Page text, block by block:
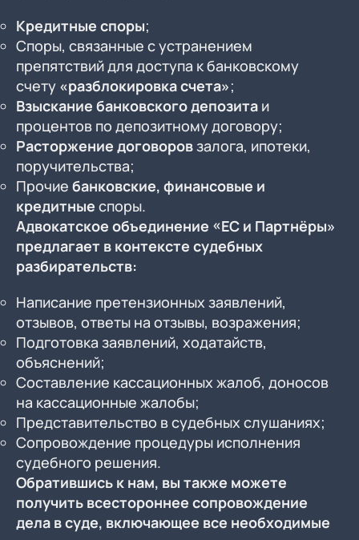
Кредитные споры;
Споры, связанные с устранением
препятствий для доступа к банковскому
счету «разблокировка счета»;
Взыскание банковского депозита и
процентов по депозитному договору;
Расторжение договоровзалога, ипотеки,
поручительства;
Прочие банковские, финансовые и
кредитные споры.
Адвокатское объединение «ЕС и Партнёры»
предлагает в контексте судебных
разбирательств:
Написание претензионных заявлений,
отзывов, ответы на отзывы, возражения;
Подготовка заявлений, ходатайств,
объяснений;
Составление кассационных жалоб, доносов
на кассационные жалобы;
Представительство в судебных слушаниях;
Сопровождение процедуры исполнения
судебного решения.
Обратившись к нам, вы также можете
получить всестороннее сопровождение
дела в суде, включающее все необходимые